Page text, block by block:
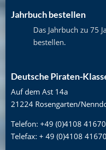
Jahrbuch bestellen
Das Jahrbuch zu 75
bestellen.
Deutsche Piraten-
Auf dem Ast 14a
21224 Rosengarten/
Telefon: +49 (0)4108
Telefax: + 49 (0)4108